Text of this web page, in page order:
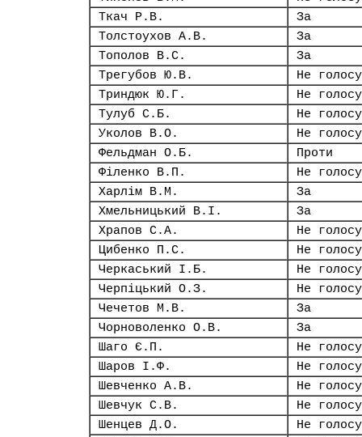
Ткач Р.В.
За
Толстоухов А.В.
За
Тополов В.С.
За
Трегубов Ю.В.
Не
Триндюк Ю.Г.
Не
Тулуб С.Б.
Не
Уколов В.О.
Не
Фельдман О.Б.
Проти
Філенко В.П.
Не
Харлім В.М.
За
Хмельницький В.І.
За
Храпов С.А.
Не
Цибенко П.С.
Не
Черкаський І.Б.
Не
Черпіцький О.З.
Не
Чечетов М.В.
За
Чорноволенко О.В.
За
Шаго Є.П.
Не
Шаров І.Ф.
Не
Шевченко А.В.
Не
Шевчук С.В.
Не
Шенцев Д.О.
Не